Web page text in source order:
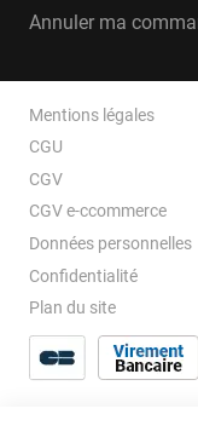
Annuler ma
Mentions légales
CGU
CGV
CGV e-ccommerce
Données personnelles
Confidentialité
Plan du site